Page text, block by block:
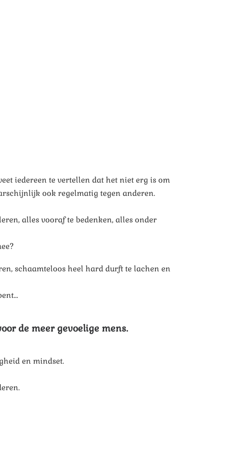
iedereen te vertellen dat het niet erg is om
ook regelmatig tegen anderen.
alles vooraf te bedenken, alles onder
schaamteloos heel hard durft te lachen en
de meer gevoelige mens.
en mindset.